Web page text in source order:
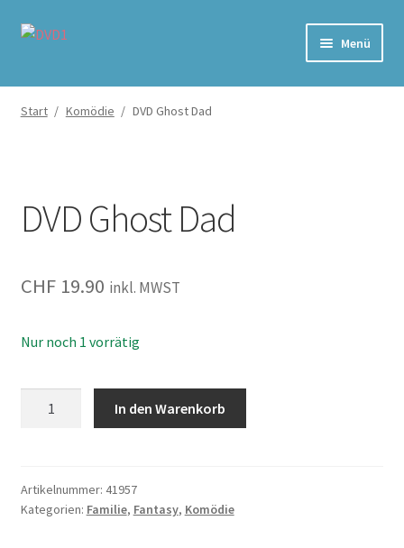
Zur
Zum
Menü
Home
Start / Komödie / DVD Ghost Dad
DVD Ghost Dad
CHF19.90 inkl. MWST
Nur noch 1 vorrätig
In den Warenkorb
Artikelnummer: 41957
Kategorien: Familie, Fantasy, Komödie